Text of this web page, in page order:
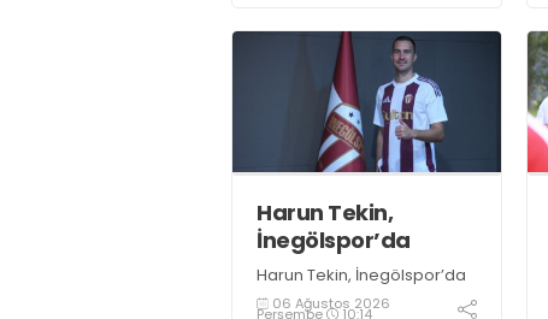
bulundu. Genç oyuncuların
gelişimine dikkat çeken
İshakoğlu, hedeflerinin
sadece sonuç almak değil,
Türk futboluna örnek
sporcular kazandırmak
olduğunu söyledi
Harun Tekin,
İnegölspor’da
Harun Tekin, İnegölspor’da
06 Ağustos 2026
Perşembe 10:14